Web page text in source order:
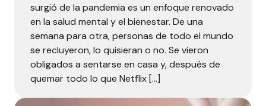
surgió de la pandemia es un enfoque renovado
en la salud mental y el bienestar. De una
semana para otra, personas de todo el mundo
se recluyeron, lo quisieran o no. Se vieron
obligados a sentarse en casa y, después de
quemar todo lo que Netflix […]